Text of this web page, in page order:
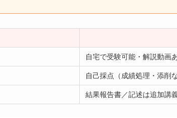
自宅で受験可能・解説動画
自己採点（成績処理・添削な
結果報告書／記述は追加講